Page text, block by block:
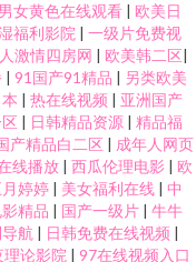
男女黄色在线观看 | 欧美日
福利影院 | 一级片免费视
激情四房网 | 欧美韩二区|
| 91国产91精品 | 另类欧美
| 热在线视频 | 亚洲国产
| 日韩精品资源 | 精品福
产精品白二区 | 成年人网页
线播放 | 西瓜伦理电影 | 欧
婷婷 | 美女福利在线 | 中
精品 | 国产一级片 | 牛牛
航 | 日韩免费在线视频 |
理论影院 | 97在线视频入口